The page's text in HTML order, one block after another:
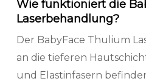
Wie funktioniert die
Laserbehandlung?
Der BabyFace Thulium
an die tieferen
und Elastinfasern